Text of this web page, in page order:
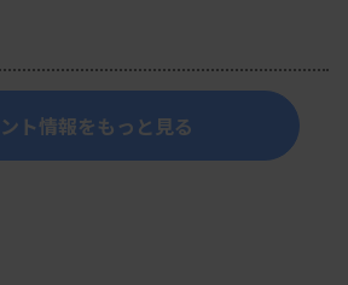
ト情報をもっと見る